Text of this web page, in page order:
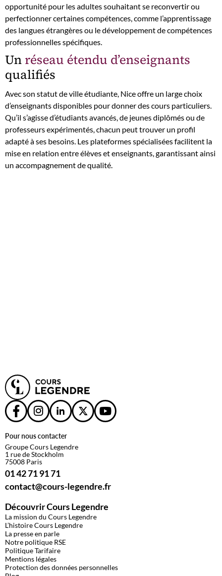
opportunité pour les adultes souhaitant se reconvertir ou
perfectionner certaines compétences, comme l’apprentissage
des langues étrangères ou le développement de compétences
professionnelles spécifiques.
Un réseau étendu d’enseignants
qualifiés
Avec son statut de ville étudiante, Nice offre un large choix
d’enseignants disponibles pour donner des cours particuliers.
Qu’il s’agisse d’étudiants avancés, de jeunes diplômés ou de
professeurs expérimentés, chacun peut trouver un profil
adapté à ses besoins. Les plateformes spécialisées facilitent la
mise en relation entre élèves et enseignants, garantissant ainsi
un accompagnement de qualité.
Pour nous contacter
Groupe Cours Legendre
1 rue de Stockholm
75008 Paris
01 42 71 91 71
contact@cours-legendre.fr
Découvrir Cours Legendre
La mission du Cours Legendre
L’histoire Cours Legendre
La presse en parle
Notre politique RSE
Politique Tarifaire
Mentions légales
Protection des données personnelles